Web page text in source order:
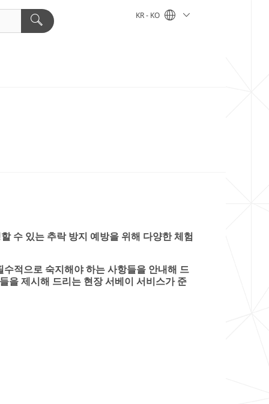
KR - KO
수 있는 추락 방지 예방을 위해 다양한 체험
적으로 숙지해야 하는 사항들을 안내해 드
을 제시해 드리는 현장 서베이 서비스가 준